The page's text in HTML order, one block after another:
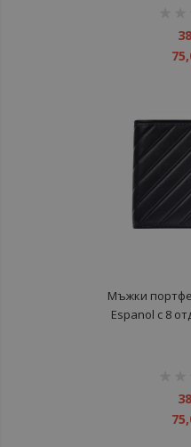
Мъжки
Espanol с 8